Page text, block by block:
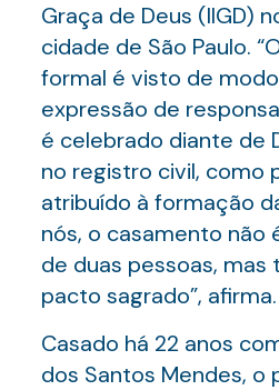
Graça de Deus (IIGD)
cidade de São Paulo.
formal é visto de
expressão de
é celebrado diante de
no registro civil, como
atribuído à formação
nós, o casamento não
de duas pessoas, mas
pacto sagrado”, afirma.
Casado há 22 anos
dos Santos Mendes, o